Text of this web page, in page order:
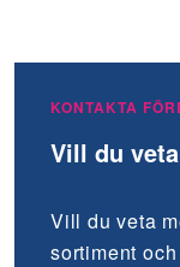
KONTAKTA
Vill du
Vill du veta
sortiment